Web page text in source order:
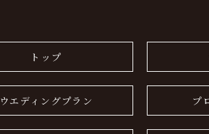
トップ
ウエディングプラン プ